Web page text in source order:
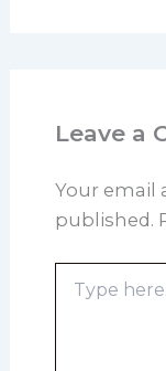
Leave a
Your email
published.
here..